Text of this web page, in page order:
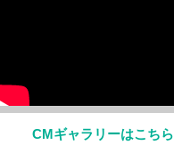
CMギャラリーはこちら